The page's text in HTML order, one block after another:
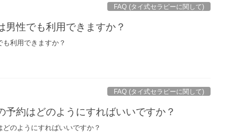
FAQ (タイ式セラピーに関して)
男性でも利用できますか？
利用できますか？
FAQ (タイ式セラピーに関して)
予約はどのようにすればいいですか？
のようにすればいいですか？